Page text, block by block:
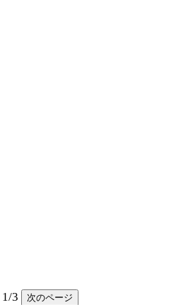
1/3 次のページ